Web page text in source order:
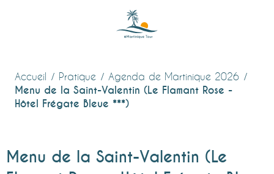
Accueil Pratique Agenda de Martinique 2026
Menu de la Saint-Valentin (Le Flamant Rose -
Hôtel Frégate Bleue ***)
Menu de la Saint-Valentin (Le